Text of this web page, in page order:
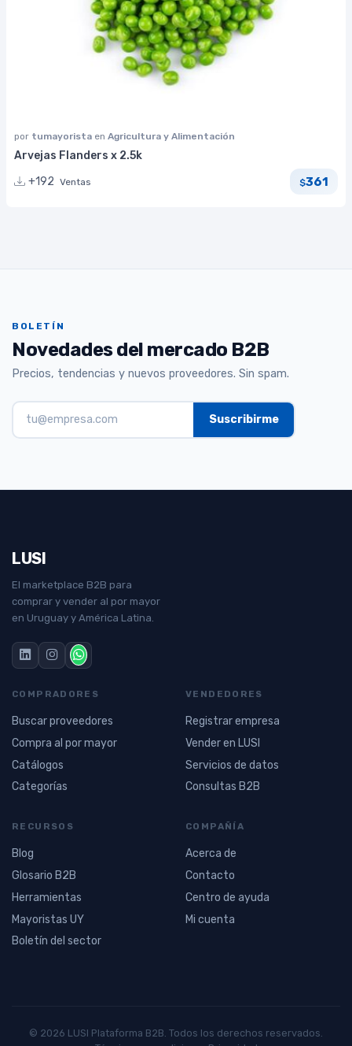
por tumayorista en Agricultura y Alimentación
Arvejas Flanders x 2.5k
+192 Ventas $361
BOLETÍN
Novedades del mercado B2B
Precios, tendencias y nuevos proveedores. Sin spam.
LUSI
El marketplace B2B para
comprar y vender al por mayor
en Uruguay y América Latina.
COMPRADORES
Buscar proveedores
Compra al por mayor
Catálogos
Categorías
VENDEDORES
Registrar empresa
Vender en LUSI
Servicios de datos
Consultas B2B
RECURSOS
Blog
Glosario B2B
Herramientas
Mayoristas UY
Boletín del sector
COMPAÑÍA
Acerca de
Contacto
Centro de ayuda
Mi cuenta
© 2026 LUSI Plataforma B2B. Todos los derechos reservados.